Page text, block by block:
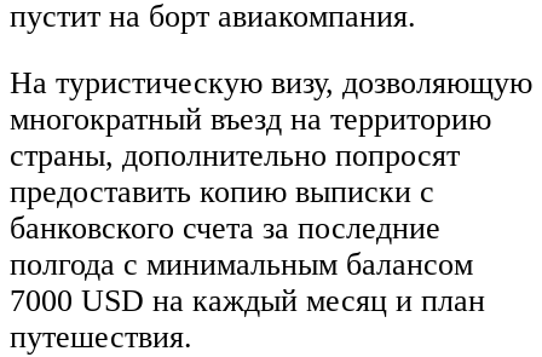
пустит на борт авиакомпания.
На туристическую визу, дозволяющую
многократный въезд на территорию
страны, дополнительно попросят
предоставить копию выписки с
банковского счета за последние
полгода с минимальным балансом
7000 USD на каждый месяц и план
путешествия.